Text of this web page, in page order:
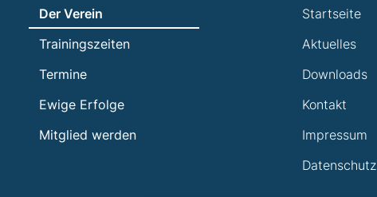
Der Verein
Trainingszeiten
Termine
Ewige Erfolge
Mitglied werden
Startseite
Aktuelles
Downloads
Kontakt
Impressum
Datenschutz